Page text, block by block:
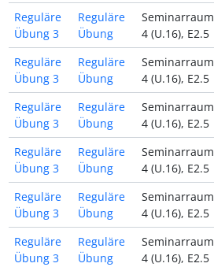
Reguläre
Übung 3
Reguläre
Übung
Seminarraum
4 (U.16), E2.5
Reguläre
Übung 3
Reguläre
Übung
Seminarraum
4 (U.16), E2.5
Reguläre
Übung 3
Reguläre
Übung
Seminarraum
4 (U.16), E2.5
Reguläre
Übung 3
Reguläre
Übung
Seminarraum
4 (U.16), E2.5
Reguläre
Übung 3
Reguläre
Übung
Seminarraum
4 (U.16), E2.5
Reguläre
Übung 3
Reguläre
Übung
Seminarraum
4 (U.16), E2.5